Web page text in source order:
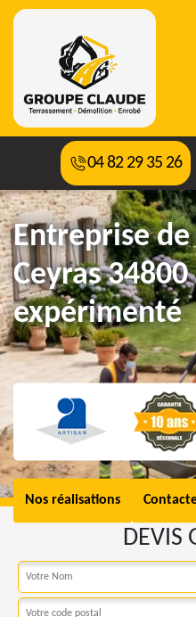
04 82 29 35 26
Entreprise
Ceyras
expérimenté
Nos réalisations
DEVIS